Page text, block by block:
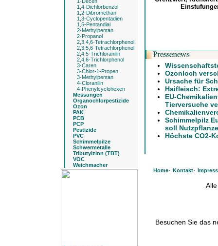
1,4-Dichlorbenzol
1,2-Dibromethan
1,3-Cyclopentadien
1,5-Pentandial
2-Methylpentan
2-Propanol
2,3,4,6-Tetrachlorphenol
2,3,5,6-Tetrachlorphenol
2,4,5-Trichloranilin
2,4,6-Trichlorphenol
3-Caren
3-Chlor-1-Propen
3-Methylpentan
4-Cloranilin
4-Phenylcyclohexen
Messungen
Organochlorpestizide
Ozon
PAK
PCB
PCP
Pestizide
PVC
Schimmelpilze
Schwermetalle
Tributylzinn (TBT)
VOC
Weichmacher
Ozonloch
Ursache für
Haifleisch:
EU-
Tierversuche
Schimmelpilz
soll
Höchste CO2-
Home· Kontakt·
Besuchen Sie das